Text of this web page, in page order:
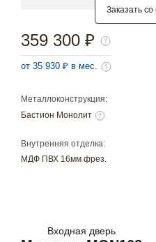
Заказать со
Металлоконструкция:
Бастион Монолит
Внутренняя отделка:
МДФ ПВХ 16мм фрез.
359 300 ₽
от 35 930 ₽ в мес.
Входная дверь